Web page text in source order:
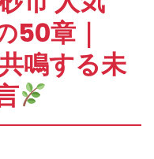
50章｜
鳴する未